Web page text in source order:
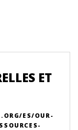
ET
ES/OUR-